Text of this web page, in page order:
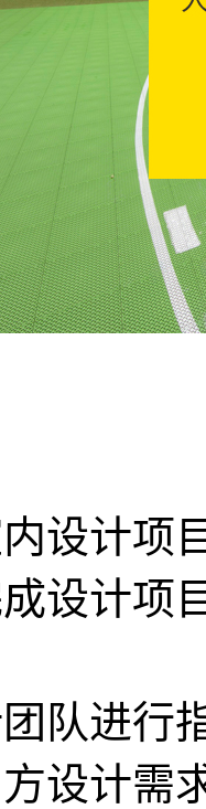
设计项
设计项
队进行
设计需